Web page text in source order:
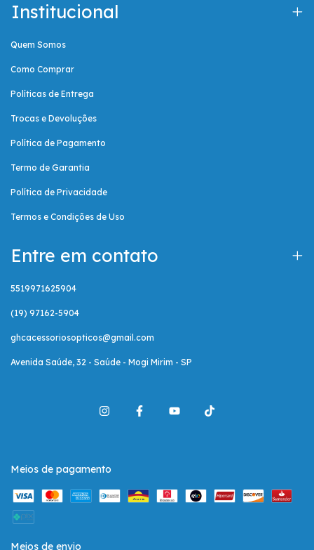
Institucional
Quem Somos
Como Comprar
Políticas de Entrega
Trocas e Devoluções
Política de Pagamento
Termo de Garantia
Política de Privacidade
Termos e Condições de Uso
Entre em contato
5519971625904
(19) 97162-5904
ghcacessoriosopticos@gmail.com
Avenida Saúde, 32 - Saúde - Mogi Mirim - SP
Meios de pagamento
Meios de envio